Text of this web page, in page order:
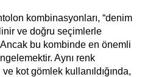
kombinasyonları, “denim
ve doğru seçimlerle
bu kombinde en önemli
Aynı renk
kot gömlek kullanıldığında,